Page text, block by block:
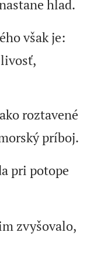
hlad.
však je:
roztavené
príboj.
pri potope
zvyšovalo,